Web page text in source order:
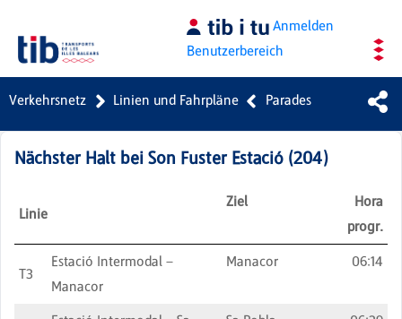
Anmelden
Benutzerbereich
Verkehrsnetz Linien und Fahrpläne Parades
Nächster Halt bei Son Fuster Estació (204)
Linie
Ziel
Hora
progr.
T3
Estació Intermodal –
Manacor
Manacor 06:14